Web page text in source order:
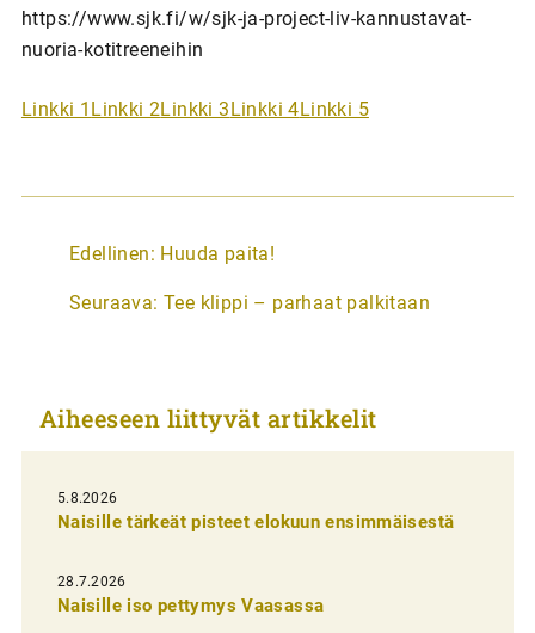
https://www.sjk.fi/w/sjk-ja-project-liv-kannustavat-
nuoria-kotitreeneihin
Linkki 1 Linkki 2Linkki 3Linkki 4Linkki 5
A
t
k
e
l
i
e
n
Edellinen: Huuda paita!
Seuraava: Tee klippi – parhaat palkitaan
Aiheeseen liittyvät artikkelit
5.8.2026
Naisille tärkeät pisteet elokuun ensimmäisestä
28.7.2026
Naisille iso pettymys Vaasassa